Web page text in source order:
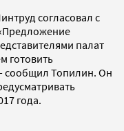
согласовал с
палат
готовить
сообщил Топилин. Он
года.